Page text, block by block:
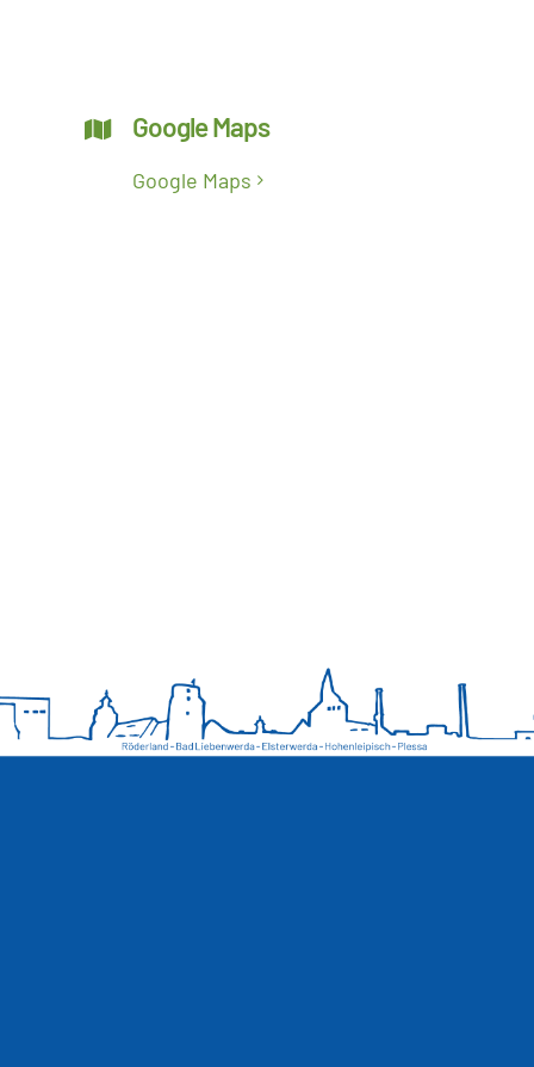
Google Maps
Google Maps